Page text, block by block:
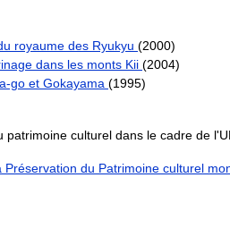
royaume des Ryukyu (2000)
dans les monts Kii (2004)
go et Gokayama (1995)
culturel dans le cadre de
du Patrimoine culturel